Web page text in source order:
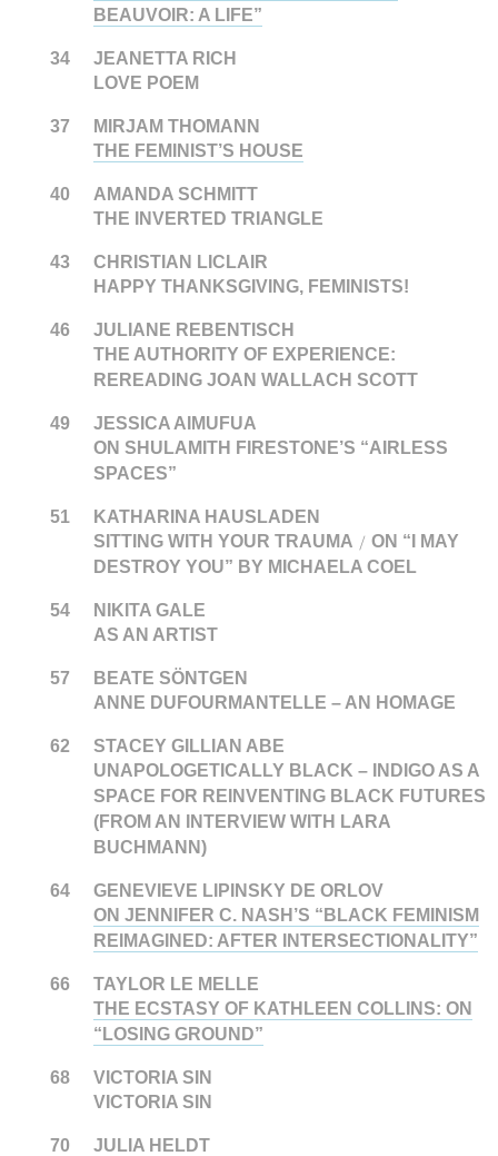
BEAUVOIR: A LIFE”
34
JEANETTA RICH
LOVE POEM
37
MIRJAM THOMANN
THE FEMINIST’S HOUSE
40
AMANDA SCHMITT
THE INVERTED TRIANGLE
43
CHRISTIAN LICLAIR
HAPPY THANKSGIVING, FEMINISTS!
46
JULIANE REBENTISCH
THE AUTHORITY OF EXPERIENCE:
REREADING JOAN WALLACH SCOTT
49
JESSICA AIMUFUA
ON SHULAMITH FIRESTONE’S “AIRLESS
SPACES”
51
KATHARINA HAUSLADEN
SITTING WITH YOUR TRAUMA / ON “I MAY
DESTROY YOU” BY MICHAELA COEL
54
NIKITA GALE
AS AN ARTIST
57
BEATE SÖNTGEN
ANNE DUFOURMANTELLE – AN HOMAGE
62
STACEY GILLIAN ABE
UNAPOLOGETICALLY BLACK – INDIGO AS A
SPACE FOR REINVENTING BLACK FUTURES
(FROM AN INTERVIEW WITH LARA
BUCHMANN)
64
GENEVIEVE LIPINSKY DE ORLOV
ON JENNIFER C. NASH’S “BLACK FEMINISM
REIMAGINED: AFTER INTERSECTIONALITY”
66
TAYLOR LE MELLE
THE ECSTASY OF KATHLEEN COLLINS: ON
“LOSING GROUND”
68
VICTORIA SIN
VICTORIA SIN
70
JULIA HELDT